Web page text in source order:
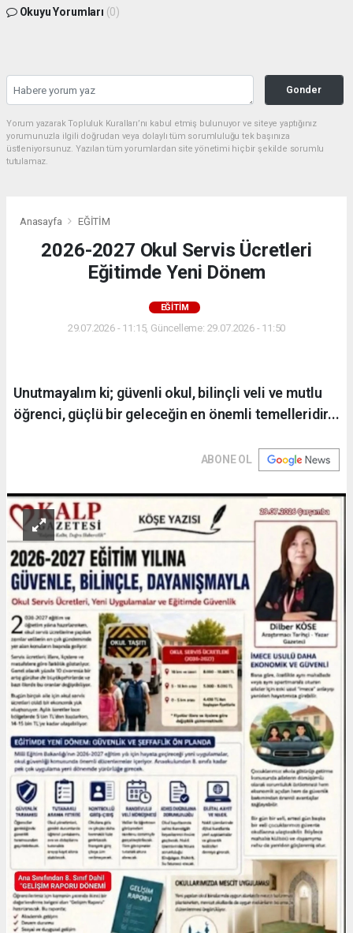
Okuyu Yorumları (0)
Gonder
Yorum yazarak Topluluk Kuralları’nı kabul etmiş bulunuyor ve siteye yaptığınız
yorumunuzla ilgili doğrudan veya dolaylı tüm sorumluluğu tek başınıza
üstleniyorsunuz. Yazılan tüm yorumlardan site yönetimi hiçbir şekilde sorumlu
tutulamaz.
Anasayfa EĞİTİM
2026-2027 Okul Servis Ücretleri
Eğitimde Yeni Dönem
EĞİTİM
29.07.2026 - 11:15, Güncelleme: 29.07.2026 - 11:50
Unutmayalım ki; güvenli okul, bilinçli veli ve mutlu
öğrenci, güçlü bir geleceğin en önemli temelleridir...
ABONE OL